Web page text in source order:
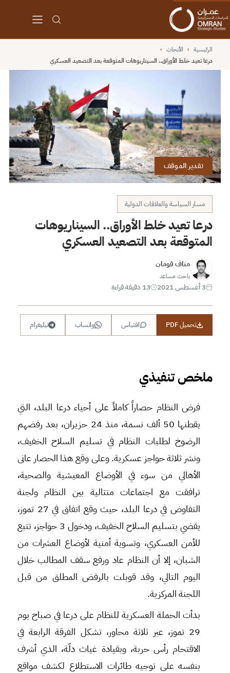
الرئيسية › الأبحاث ›
درعا تعيد خلط الأوراق.. السيناريوهات المتوقعة بعد التصعيد العسكري
تقدير الموقف
مسار السياسة والعلاقات الدولية
درعا تعيد خلط الأوراق.. السيناريوهات
المتوقعة بعد التصعيد العسكري
مناف قومان
باحث مساعد
3 أغسطس 2021 13 دقيقة قراءة
تحميل PDF اقتباس واتساب تيليغرام
ملخص تنفيذي
فرض النظام حصاراً كاملاً على أحياء درعا البلد، التي
يقطنها 50 ألف نسمة، منذ 24 حزيران، بعد رفضهم
الرضوخ لطلبات النظام في تسليم السلاح الخفيف،
ونشر ثلاثة حواجز عسكرية. وعلى وقع هذا الحصار عانى
الأهالي من سوء في الأوضاع المعيشية والصحية،
ترافقت مع اجتماعات متتالية بين النظام ولجنة
التفاوض في درعا البلد، حيث وقع اتفاق في 27 تموز،
يقضي بتسليم السلاح الخفيف، ودخول 3 حواجز، تتبع
للأمن العسكري، وتسوية أمنية لأوضاع العشرات من
الشبان، إلا أن النظام عاد ورفع سقف المطالب خلال
اليوم التالي، وقد قوبلت بالرفض المطلق من قبل
اللجنة المركزية.
بدأت الحملة العسكرية للنظام على درعا في صباح يوم
29 تموز، عبر ثلاثة محاور، تشكل الفرقة الرابعة في
الاقتحام رأس حربة، وبقيادة غياث دلّة، الذي أشرف
بنفسه على توجيه طائرات الاستطلاع لكشف مواقع